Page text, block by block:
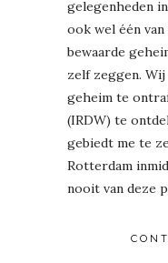
gelegenheden
ook wel één
bewaarde
zelf zeggen.
geheim te
(IRDW) te
gebiedt me te
Rotterdam
nooit van deze